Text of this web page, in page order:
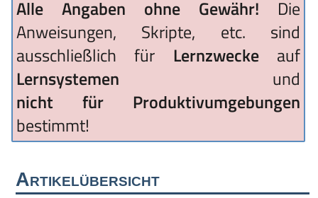
Alle Angaben ohne Gewähr! Die
Anweisungen, Skripte, etc. sind
ausschließlich für Lernzweckeauf
Lernsystemen und
nicht für Produktivumgebungen
bestimmt!
Artikelübersicht